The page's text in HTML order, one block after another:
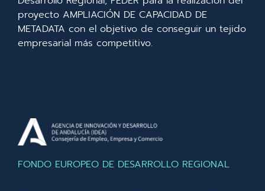
proyecto AMPLIACIÓN DE CAPACIDAD DE
METADATA con el objetivo de conseguir un tejido
empresarial más competitivo.
FONDO EUROPEO DE DESARROLLO REGIONAL